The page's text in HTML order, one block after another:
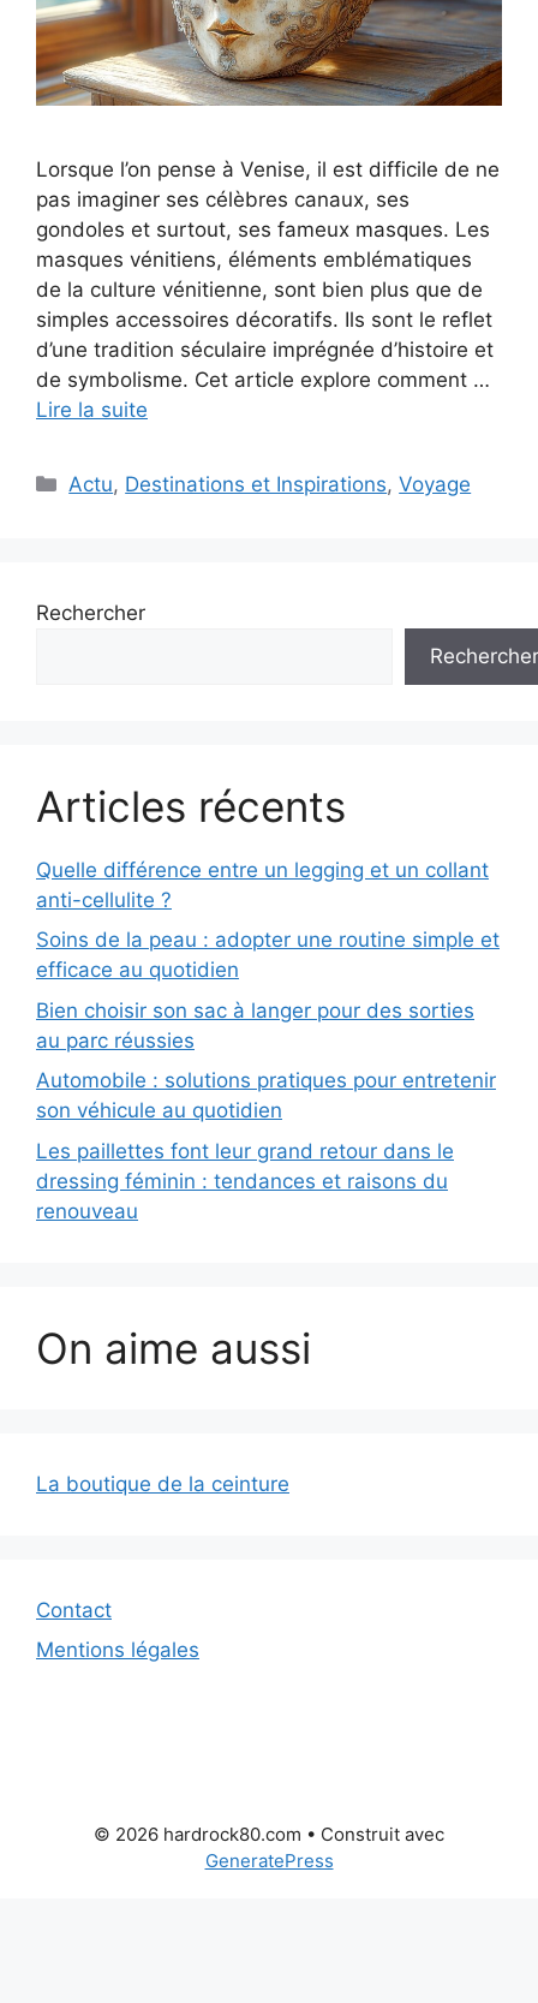
Lorsque l’on pense à Venise, il est difficile de ne
pas imaginer ses célèbres canaux, ses
gondoles et surtout, ses fameux masques. Les
masques vénitiens, éléments emblématiques
de la culture vénitienne, sont bien plus que de
simples accessoires décoratifs. Ils sont le reflet
d’une tradition séculaire imprégnée d’histoire et
de symbolisme. Cet article explore comment …
Lire la suite
Catégories
Actu, Destinations et Inspirations,Voyage
Rechercher
Rechercher
Articles récents
Quelle différence entre un legging et un collant
anti-cellulite ?
Soins de la peau : adopter une routine simple et
efficace au quotidien
Bien choisir son sac à langer pour des sorties
au parc réussies
Automobile : solutions pratiques pour entretenir
son véhicule au quotidien
Les paillettes font leur grand retour dans le
dressing féminin : tendances et raisons du
renouveau
On aime aussi
La boutique de la ceinture
Contact
Mentions légales
© 2026 hardrock80.com • Construit avec
GeneratePress